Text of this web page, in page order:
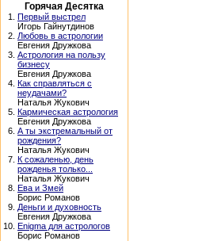
Горячая Десятка
1. Первый выстрел
Игорь Гайнутдинов
2. Любовь в астрологии
Евгения Дружкова
3. Астрология на пользу
бизнесу
Евгения Дружкова
4. Как справляться с
неудачами?
Наталья Жукович
5. Кармическая астрология
Евгения Дружкова
6. А ты экстремальный от
рождения?
Наталья Жукович
7. К сожаленью, день
рожденья только...
Наталья Жукович
8. Ева и Змей
Борис Романов
9. Деньги и духовность
Евгения Дружкова
10. Enigma для астрологов
Борис Романов